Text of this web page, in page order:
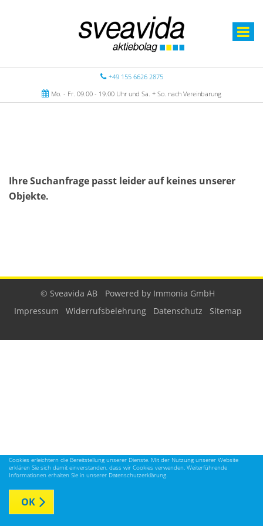
+49 155 6626 2875
Mo. - Fr. 09.00 - 19.00 Uhr und Sa. + So. nach Vereinbarung
Ihre Suchanfrage passt leider auf keines unserer
Objekte.
Cookies erleichtern die Bereitstellung unserer Dienste. Mit der Nutzung unserer Website
erklären Sie sich damit einverstanden, dass wir Cookies verwenden. Weiterführende
Informationen erhalten Sie in unserer Datenschutzerklärung.
OK
© Sveavida AB
Powered by Immonia GmbH
Impressum
Widerrufsbelehrung Datenschutz Sitemap